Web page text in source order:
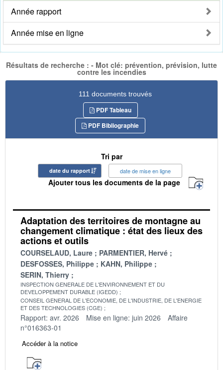
Année rapport
Année mise en ligne
Résultats de recherche : - Mot clé: prévention, prévision, lutte
contre les incendies
111 documents trouvés
PDF Tableau
PDF Bibliographie
Tri par
date du rapport date de mise en ligne
Ajouter tous les documents de la page
Adaptation des territoires de montagne au
changement climatique : état des lieux des
actions et outils
COURSELAUD, Laure
PARMENTIER, Hervé
DESFOSSES, Philippe
KAHN, Philippe
SERIN, Thierry
INSPECTION GENERALE DE L'ENVIRONNEMENT ET DU
DEVELOPPEMENT DURABLE (IGEDD)
CONSEIL GENERAL DE L'ECONOMIE, DE L'INDUSTRIE, DE L'ENERGIE
ET DES TECHNOLOGIES (CGE)
Rapport: avr. 2026 Mise en ligne: juin 2026
Affaire
n°016363-01
Accéder à la notice